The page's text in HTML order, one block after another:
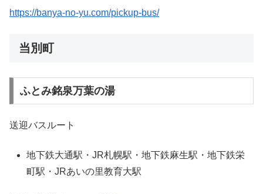
https://banya-no-yu.com/pickup-bus/
当別町
ふとみ銘泉万葉の湯
送迎バスルート
地下鉄大通駅・JR札幌駅・地下鉄麻生駅・地下鉄栄
町駅・JRあいの里教育大駅